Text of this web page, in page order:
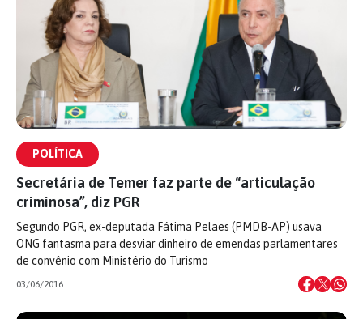
POLÍTICA
Secretária de Temer faz parte de “articulação
criminosa”, diz PGR
Segundo PGR, ex-deputada Fátima Pelaes (PMDB-AP) usava
ONG fantasma para desviar dinheiro de emendas parlamentares
de convênio com Ministério do Turismo
03/06/2016